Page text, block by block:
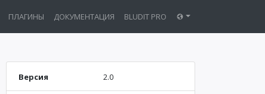
ПЛАГИНЫ ДОКУМЕНТАЦИЯ BLUDIT PRO
Версия 2.0